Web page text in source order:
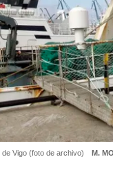
Vigo (foto de archivo) M.